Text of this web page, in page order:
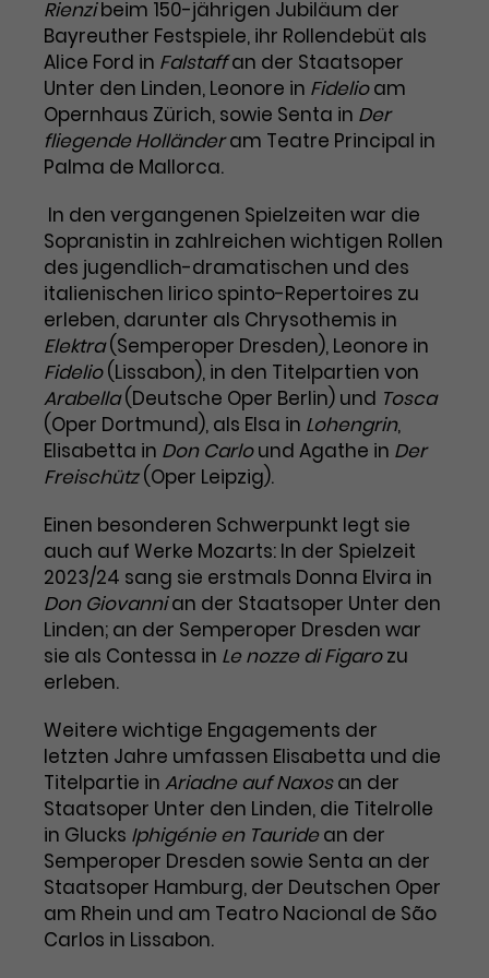
Benutzer*in wiedererkannt werden,
und es wird Zugang zu
geschützten Bereichen gewährt.
Name cookie_optin
Anbieter TYPO3
Laufzeit 1 Monat
Zweck
Enthält die gewählten Tracking-
Optin-Einstellungen.
Laufzeit 2 Jahre
Zweck
Dieses Cookie wird von Google
Analytics installiert. Das Cookie
wird verwendet, um
Besucher*innen-, Sitzungs- und
und die Nutzung der Website für
den Analysebericht der Website zu
verfolgen. Die Cookies speichern
Informationen anonym und weisen
eine zufallsgenerierte Nummer zu,
um Besuche zu erkennen.
Name _gid
Anbieter Google Analytics
Laufzeit 1 Tag
Zweck
Dieses Cookie wird von Google
Analytics installiert. Das Cookie
wird verwendet, um Informationen
darüber zu speichern, wie
Besucher*innen eine Website
eines Analyseberichts über die
Performance der Website. Die
erhobenen Daten umfassen in
anonymisierter Form die Anzahl
der Besuche, die Quelle, aus der sie
stammen, und die besuchten
Seiten.
Marketing
Diese Gruppe beinhaltet alle Scripte, die es uns
ermöglichen die Leistung unserer
Werbekampagnen zu analysieren und
Conversions zu messen. Außerdem helfen sie
uns dabei Werbeanzeigen und Inhalte besser auf
die Interessen unserer Nutzer abzustimmen.
Anbieter Google Ads
Laufzeit 3 Monate
Zweck
Wird von Google verwendet, um
die Effizienz von Werbeanzeigen zu
messen und Conversions zu
speichern. Dieses Cookie hilft dabei
nachzuvollziehen, ob Nutzer über
Google-Anzeigen auf unsere
Website gelangt sind.
Name _gcl_aw
Anbieter Google Ads
Laufzeit 3 Monate
Zweck
Informationen zu Werbeklicks und
dient der Zuordnung von
Conversions zu Google Ads-
Kampagnen.
Name _gcl_dc
Rienzibeim 150-jährigen Jubiläum der
Bayreuther Festspiele, ihr Rollendebüt als
Alice Ford in Falstaffan der Staatsoper
Unter den Linden, Leonore in Fidelioam
Opernhaus Zürich, sowie Senta in Der
fliegende Holländeram Teatre Principal in
Palma de Mallorca.
In den vergangenen Spielzeiten war die
Sopranistin in zahlreichen wichtigen Rollen
des jugendlich-dramatischen und des
italienischen lirico spinto-Repertoires zu
erleben, darunter als Chrysothemis in
Elektra(Semperoper Dresden), Leonore in
Fidelio(Lissabon), in den Titelpartien von
Arabella(Deutsche Oper Berlin) und Tosca
(Oper Dortmund), als Elsa in Lohengrin,
Elisabetta in Don Carlound Agathe in Der
Freischütz(Oper Leipzig).
Einen besonderen Schwerpunkt legt sie
auch auf Werke Mozarts: In der Spielzeit
2023/24 sang sie erstmals Donna Elvira in
Don Giovannian der Staatsoper Unter den
Linden; an der Semperoper Dresden war
sie als Contessa in Le nozze di Figarozu
erleben.
Weitere wichtige Engagements der
letzten Jahre umfassen Elisabetta und die
Titelpartie in Ariadne auf Naxosan der
Staatsoper Unter den Linden, die Titelrolle
in Glucks Iphigénie en Tauridean der
Semperoper Dresden sowie Senta an der
Staatsoper Hamburg, der Deutschen Oper
am Rhein und am Teatro Nacional de São
Carlos in Lissabon.